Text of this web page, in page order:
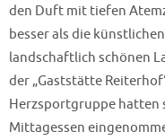
den Duft mit tiefen
besser als die
landschaftlich schönen
der „Gaststätte
Herzsportgruppe hatten
Mittagessen